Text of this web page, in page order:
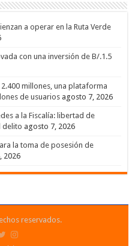
a operar en la Ruta Verde
con una inversión de B/.1.5
millones, una plataforma
de usuarios agosto 7, 2026
a la Fiscalía: libertad de
delito agosto 7, 2026
la toma de posesión de
2026
reservados.